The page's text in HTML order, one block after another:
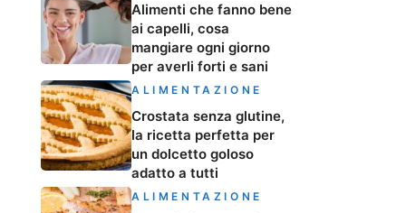
Alimenti che fanno bene
ai capelli, cosa
mangiare ogni giorno
per averli forti e sani
ALIMENTAZIONE
Crostata senza glutine,
la ricetta perfetta per
un dolcetto goloso
adatto a tutti
ALIMENTAZIONE